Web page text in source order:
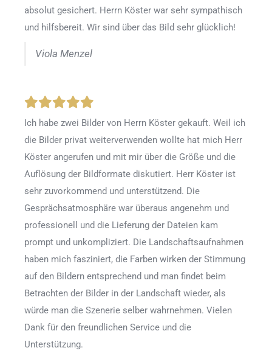
absolut gesichert. Herrn Köster war sehr sympathisch
und hilfsbereit. Wir sind über das Bild sehr glücklich!
Viola Menzel
Ich habe zwei Bilder von Herrn Köster gekauft. Weil ich
die Bilder privat weiterverwenden wollte hat mich Herr
Köster angerufen und mit mir über die Größe und die
Auflösung der Bildformate diskutiert. Herr Köster ist
sehr zuvorkommend und unterstützend. Die
Gesprächsatmosphäre war überaus angenehm und
professionell und die Lieferung der Dateien kam
prompt und unkompliziert. Die Landschaftsaufnahmen
haben mich fasziniert, die Farben wirken der Stimmung
auf den Bildern entsprechend und man findet beim
Betrachten der Bilder in der Landschaft wieder, als
würde man die Szenerie selber wahrnehmen. Vielen
Dank für den freundlichen Service und die
Unterstützung.